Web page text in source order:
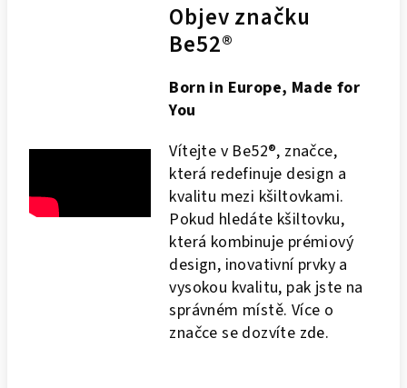
Objev značku
Be52®
Born in Europe, Made for
You
Vítejte v Be52®, značce,
která redefinuje design a
kvalitu mezi kšiltovkami.
Pokud hledáte kšiltovku,
která kombinuje prémiový
design, inovativní prvky a
vysokou kvalitu, pak jste na
správném místě. Více o
značce se dozvíte zde.